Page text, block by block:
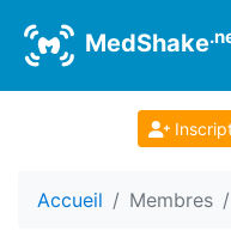
MedShake
Accueil Membres